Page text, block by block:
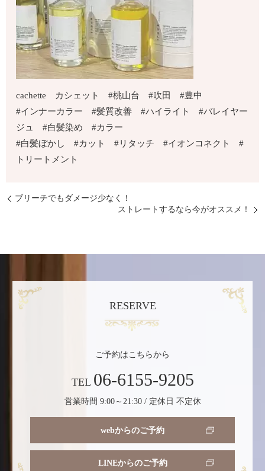
cachette カシェット #桃山台 #吹田 #豊中
#インナーカラー #髪質改善 #ハイライト #バレイヤー
ジュ #白髪染め #カラー
#白髪ぼかし #カット #リタッチ #イオンコネクト #
トリートメント
ブリーチでもダメージ少なく！
ストレートするなら今がオススメ！
RESERVE
ご予約はこちらから
TEL 06-6155-9205
営業時間 9:00～21:30 / 定休日 不定休
webからのご予約
LINEからのご予約